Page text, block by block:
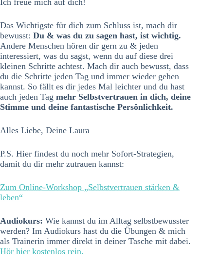
Das Wichtigste für dich zum Schluss ist, mach dir
bewusst: Du & was du zu sagen hast, ist wichtig.
Andere Menschen hören dir gern zu & jeden
interessiert, was du sagst, wenn du auf diese drei
kleinen Schritte achtest. Mach dir auch bewusst, dass
du die Schritte jeden Tag und immer wieder gehen
kannst. So fällt es dir jedes Mal leichter und du hast
auch jeden Tag mehr Selbstvertrauen in dich, deine
Stimme und deine fantastische Persönlichkeit.
Alles Liebe, Deine Laura
P.S. Hier findest du noch mehr Sofort-Strategien,
damit du dir mehr zutrauen kannst:
Zum Online-Workshop „Selbstvertrauen stärken &
leben“
Audiokurs: Wie kannst du im Alltag selbstbewusster
werden? Im Audiokurs hast du die Übungen & mich
als Trainerin immer direkt in deiner Tasche mit dabei.
Hör hier kostenlos rein.